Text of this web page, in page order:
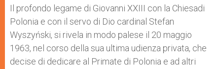
p
p
g
e
r
o
k
r
Il profondo legame di Giovanni XXIII con la Chiesadi
Polonia e con il servo di Dio cardinal Stefan
Wyszyński, si rivela in modo palese il 20 maggio
1963, nel corso della sua ultima udienza privata, che
decise di dedicare al Primate di Polonia e ad altri